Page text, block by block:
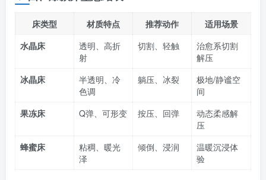
床类型 材质特点 推荐动作
适用场景
水晶床
透明、高折
射
切割、轻触
治愈系切割
解压
冰晶床
半透明、冷
色调
躺压、冰裂
极地/静谧空
间
果冻床
Q弹、可形变 按压、回弹
动态柔感解
压
蜂蜜床
粘稠、暖光
泽
倾倒、浸润
温暖沉浸体
验